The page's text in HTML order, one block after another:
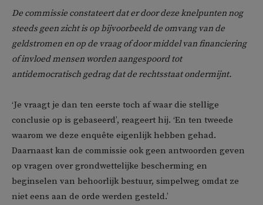
De commissie constateert dat er door deze knelpunten nog
steeds geen zicht is op bijvoorbeeld de omvang van de
geldstromen en op de vraag of door middel van financiering
of invloed mensen worden aangespoord tot
antidemocratisch gedrag dat de rechtsstaat ondermijnt.
‘Je vraagt je dan ten eerste toch af waar die stellige
conclusie op is gebaseerd’, reageert hij. ‘En ten tweede
waarom we deze enquête eigenlijk hebben gehad.
Daarnaast kan de commissie ook geen antwoorden geven
op vragen over grondwettelijke bescherming en
beginselen van behoorlijk bestuur, simpelweg omdat ze
niet eens aan de orde werden gesteld.’